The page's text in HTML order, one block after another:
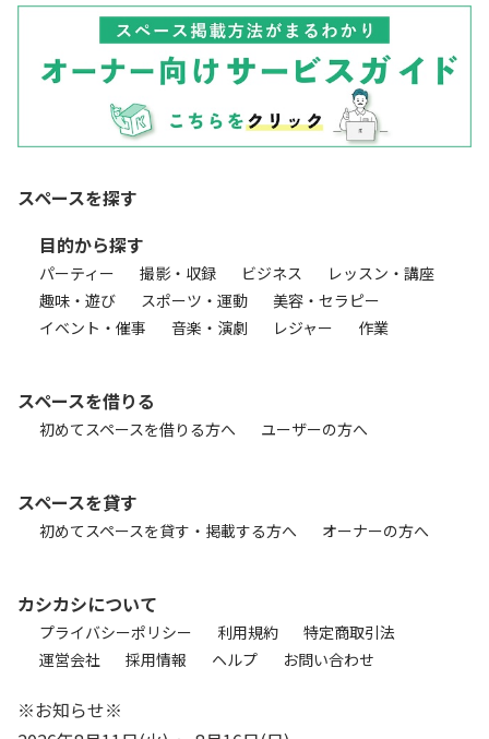
スペースを探す
目的から探す
パーティー 撮影・収録 ビジネス
レッスン・講座
趣味・遊び
スポーツ・運動
美容・セラピー
イベント・催事
音楽・演劇 レジャー 作業
スペースを借りる
初めてスペースを借りる方へ ユーザーの方へ
スペースを貸す
初めてスペースを貸す・掲載する方へ オーナーの方へ
カシカシについて
プライバシーポリシー 利用規約
特定商取引法
運営会社
採用情報 ヘルプ お問い合わせ
※お知らせ※